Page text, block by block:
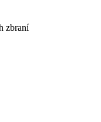
zbraní